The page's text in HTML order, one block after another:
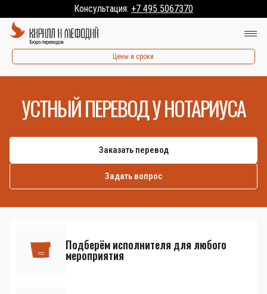
Консультация: +7 495 5067370
Цены и сроки
УСТНЫЙ ПЕРЕВОД У НОТАРИУСА
Заказать перевод
Задать вопрос
Подберём исполнителя для любого
мероприятия